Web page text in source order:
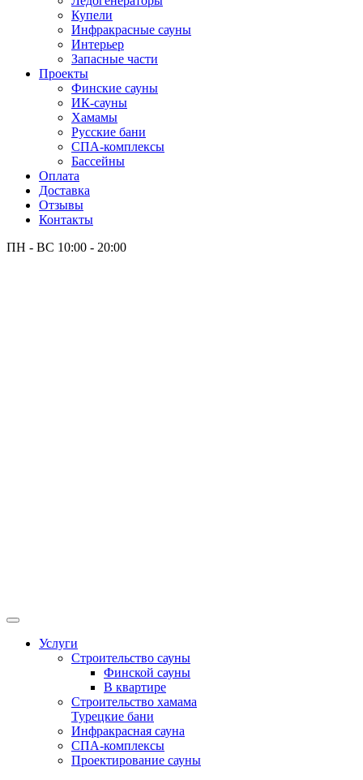
Купели
Инфракрасные сауны
Интерьер
Запасные части
Проекты
Финские сауны
ИК-сауны
Хамамы
Русские бани
СПА-комплексы
Бассейны
Оплата
Доставка
Отзывы
Контакты
ПН - ВС 10:00 - 20:00
Услуги
Строительство сауны
Финской сауны
В квартире
Строительство хамама
Турецкие бани
Инфракрасная сауна
СПА-комплексы
Проектирование сауны